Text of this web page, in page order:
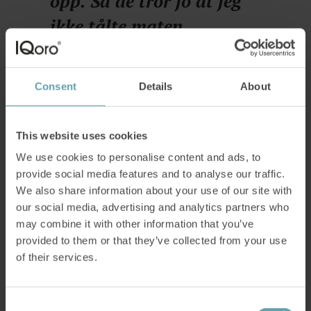
Consent Details About
This website uses cookies
We use cookies to personalise content and ads, to
provide social media features and to analyse our traffic.
We also share information about your use of our site with
our social media, advertising and analytics partners who
may combine it with other information that you’ve
provided to them or that they’ve collected from your use
of their services.
ikke tålte maten.
Dirigenten i koret hadde begynt
med IQoro
Moniq så først annonser for IQoro på Facebook,
men det var ikke før hun hørte at kordirigenten
hennes brukte det, at hun ble ordentlig
nysgjerrig.
Og da tenkte jeg, nå skal
jeg bestille en.